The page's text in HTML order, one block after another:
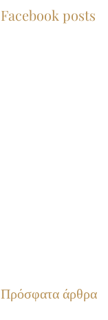
Facebook posts
Πρόσφατα άρθρα